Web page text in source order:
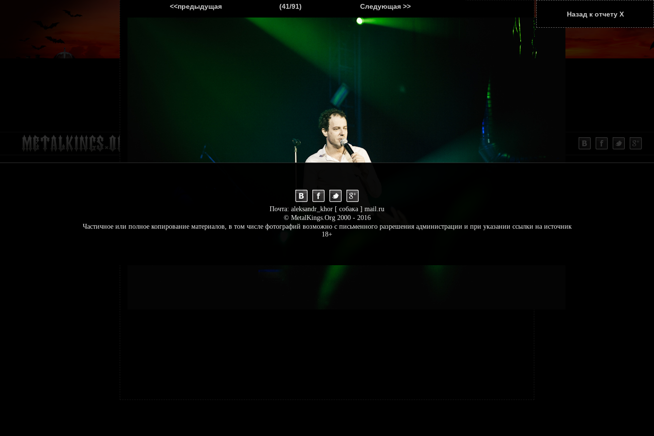
ГЛАВНАЯ АНОНСЫ РЕПОРТАЖИ КОНТАКТЫ
<<предыдущая (41/91)
Следующая >>
Назад к отчету Х
Почта: aleksandr_khor [ собака ] mail.ru
© MetalKings.Org 2000 - 2016
Частичное или полное копирование материалов, в том числе фотографий возможно с письменного разрешения администрации и при указании ссылки на источник
18+